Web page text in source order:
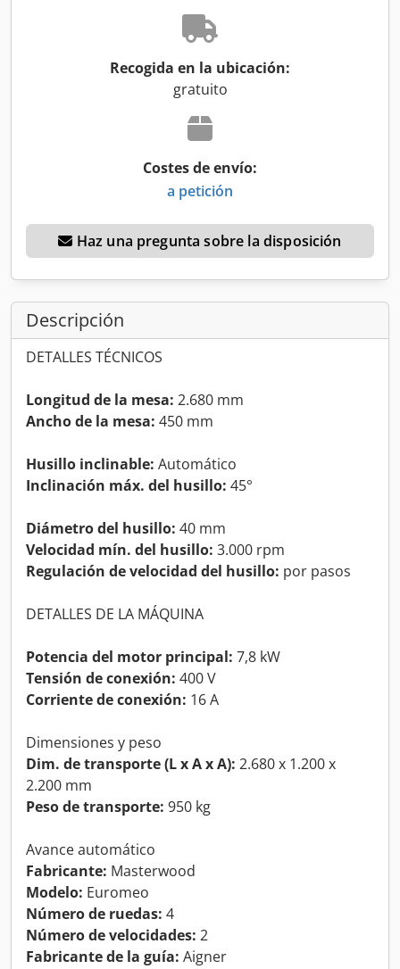
Recogida en la ubicación:
gratuito
Costes de envío:
a petición
Haz una pregunta sobre la disposición
Descripción
DETALLES TÉCNICOS
Longitud de la mesa: 2.680 mm
Ancho de la mesa: 450 mm
Husillo inclinable: Automático
Inclinación máx. del husillo: 45°
Diámetro del husillo: 40 mm
Velocidad mín. del husillo: 3.000 rpm
Regulación de velocidad del husillo: por pasos
DETALLES DE LA MÁQUINA
Potencia del motor principal: 7,8 kW
Tensión de conexión: 400 V
Corriente de conexión: 16 A
Dimensiones y peso
Dim. de transporte (L x A x A): 2.680 x 1.200 x
2.200 mm
Peso de transporte: 950 kg
Avance automático
Fabricante: Masterwood
Modelo: Euromeo
Número de ruedas: 4
Número de velocidades: 2
Fabricante de la guía: Aigner